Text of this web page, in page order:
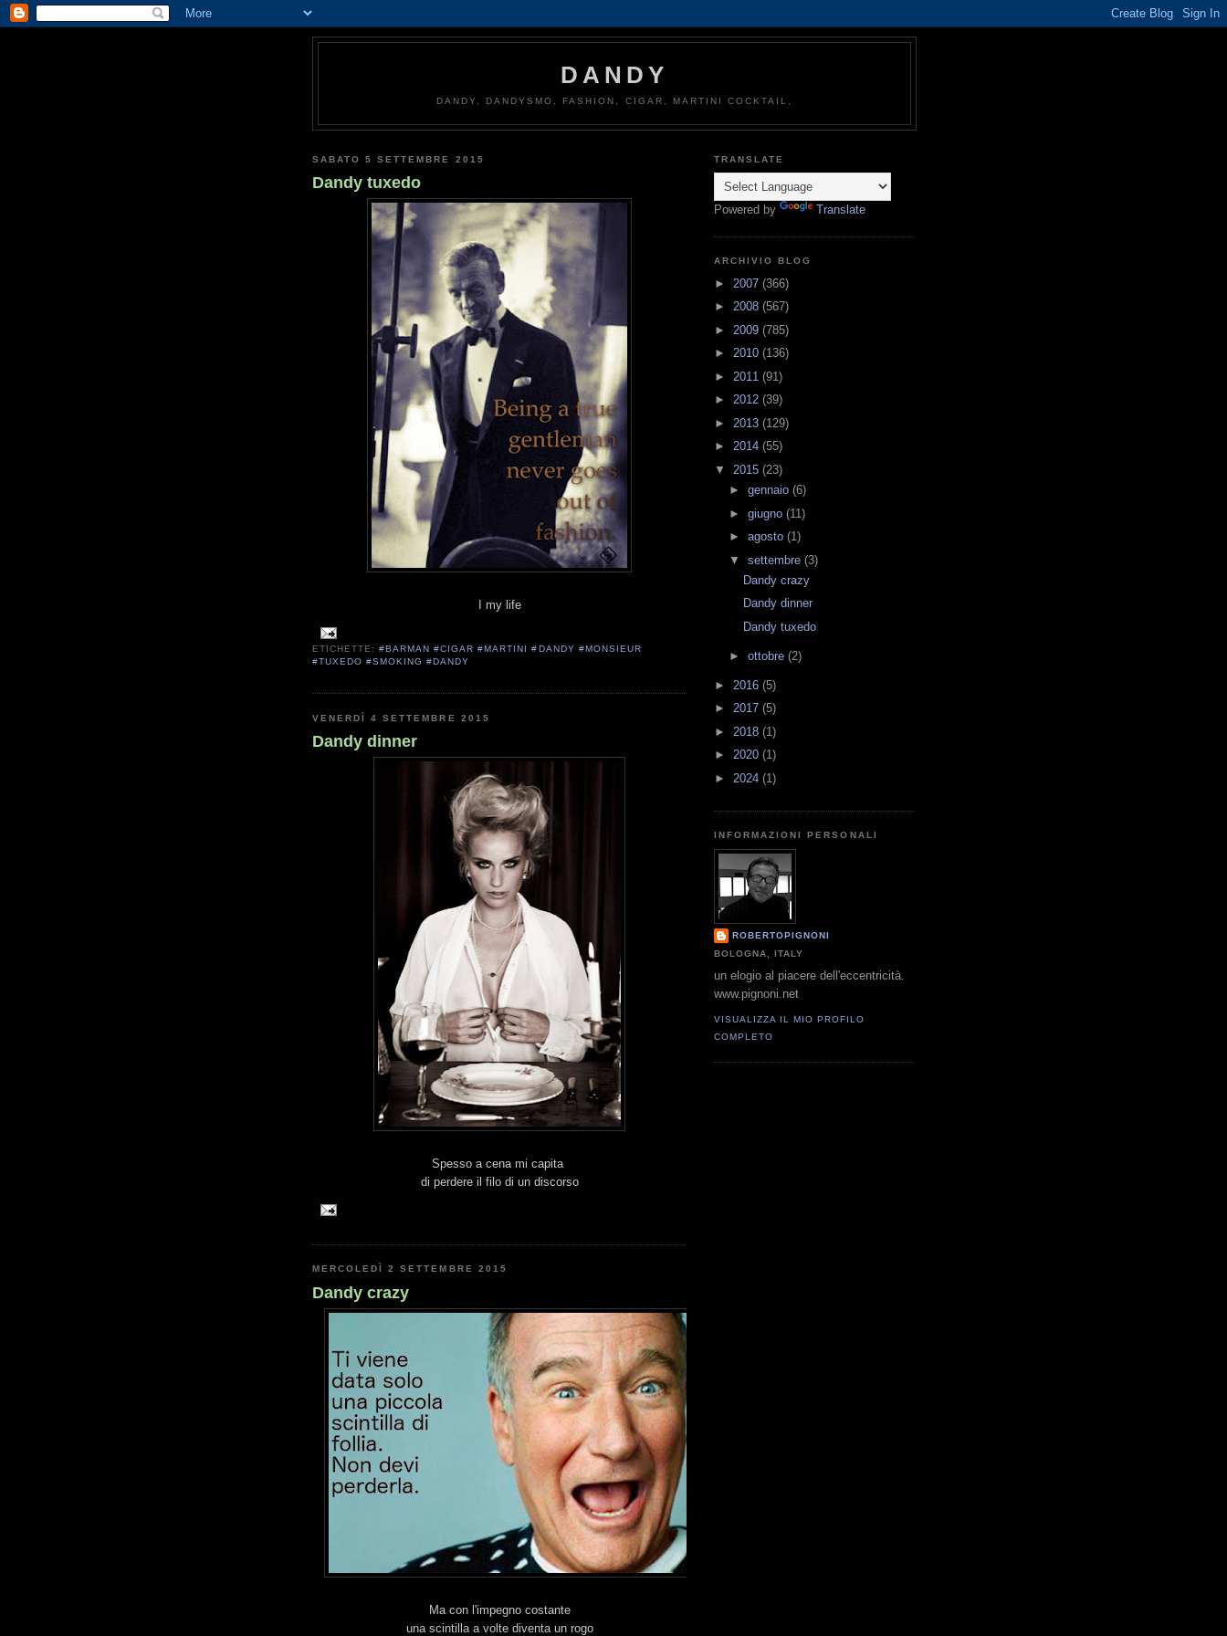
DANDY
DANDY, DANDYSMO, FASHION, CIGAR, MARTINI COCKTAIL,
SABATO 5 SETTEMBRE 2015
Dandy tuxedo
I my life
ETICHETTE:#BARMAN #CIGAR #MARTINI #DANDY #MONSIEUR
#TUXEDO #SMOKING #DANDY
VENERDÌ 4 SETTEMBRE 2015
Dandy dinner
Spesso a cena mi capita
di perdere il filo di un discorso
MERCOLEDÌ 2 SETTEMBRE 2015
Dandy crazy
Ma con l'impegno costante
una scintilla a volte diventa un rogo
TRANSLATE
Powered by Translate
ARCHIVIO BLOG
► 2007 (366)
► 2008 (567)
► 2009 (785)
► 2010 (136)
► 2011 (91)
► 2012 (39)
► 2013 (129)
► 2014 (55)
▼ 2015 (23)
► gennaio (6)
► giugno (11)
► agosto (1)
▼ settembre (3)
Dandy crazy
Dandy dinner
Dandy tuxedo
► ottobre (2)
► 2016 (5)
► 2017 (5)
► 2018 (1)
► 2020 (1)
► 2024 (1)
INFORMAZIONI PERSONALI
ROBERTOPIGNONI
BOLOGNA, ITALY
un elogio al piacere dell'eccentricità.
www.pignoni.net
VISUALIZZA IL MIO PROFILO
COMPLETO